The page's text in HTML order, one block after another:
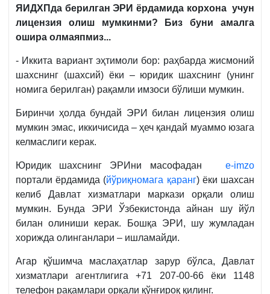
ЯИДХПда берилган ЭРИ ёрдамида корхона учун
лицензия олиш мумкинми? Биз буни амалга
ошира олмаяпмиз...
- Иккита вариант эҳтимоли бор: раҳбарда жисмоний
шахснинг (шахсий) ёки – юридик шахснинг (унинг
номига берилган) рақамли имзоси бўлиши мумкин.
Биринчи ҳолда бундай ЭРИ билан лицензия олиш
мумкин эмас, иккичисида – ҳеч қандай муаммо юзага
келмаслиги керак.
Юридик шахснинг ЭРИни масофадан e-imzo
портали ёрдамида (йўриқномага қаранг) ёки шахсан
келиб Давлат хизматлари маркази орқали олиш
мумкин. Бунда ЭРИ Ўзбекистонда айнан шу йўл
билан олиниши керак. Бошқа ЭРИ, шу жумладан
хорижда олинганлари – ишламайди.
Агар қўшимча маслаҳатлар зарур бўлса, Давлат
хизматлари агентлигига +71 207-00-66 ёки 1148
телефон рақамлари орқали қўнғироқ қилинг.